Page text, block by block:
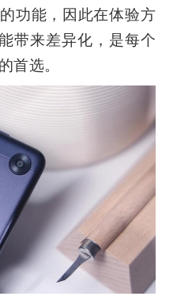
功能，因此在体验方
带来差异化，是每个
首选。